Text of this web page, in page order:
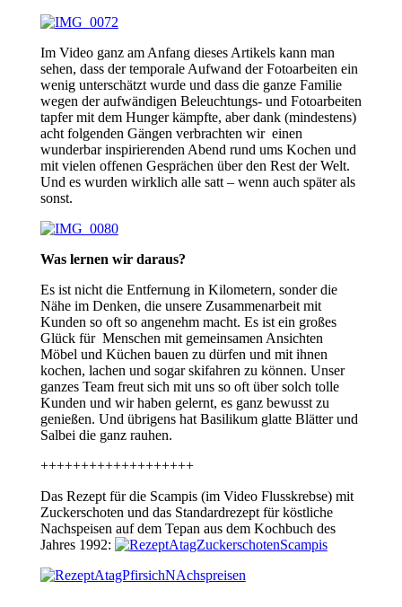
Im Video ganz am Anfang dieses Artikels kann man
sehen, dass der temporale Aufwand der Fotoarbeiten ein
wenig unterschätzt wurde und dass die ganze Familie
wegen der aufwändigen Beleuchtungs- und Fotoarbeiten
tapfer mit dem Hunger kämpfte, aber dank (mindestens)
acht folgenden Gängen verbrachten wir einen
wunderbar inspirierenden Abend rund ums Kochen und
mit vielen offenen Gesprächen über den Rest der Welt.
Und es wurden wirklich alle satt – wenn auch später als
sonst.
Was lernen wir daraus?
Es ist nicht die Entfernung in Kilometern, sonder die
Nähe im Denken, die unsere Zusammenarbeit mit
Kunden so oft so angenehm macht. Es ist ein großes
Glück für Menschen mit gemeinsamen Ansichten
Möbel und Küchen bauen zu dürfen und mit ihnen
kochen, lachen und sogar skifahren zu können. Unser
ganzes Team freut sich mit uns so oft über solch tolle
Kunden und wir haben gelernt, es ganz bewusst zu
genießen. Und übrigens hat Basilikum glatte Blätter und
Salbei die ganz rauhen.
+++++++++++++++++++
Das Rezept für die Scampis (im Video Flusskrebse) mit
Zuckerschoten und das Standardrezept für köstliche
Nachspeisen auf dem Tepan aus dem Kochbuch des
Jahres 1992: